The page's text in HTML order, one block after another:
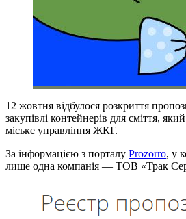
12 жовтня відбулося розкриття
закупівлі контейнерів для сміття,
міське управління ЖКГ.
За інформацією з порталу Prozorro, у
лише одна компанія — ТОВ «Трак